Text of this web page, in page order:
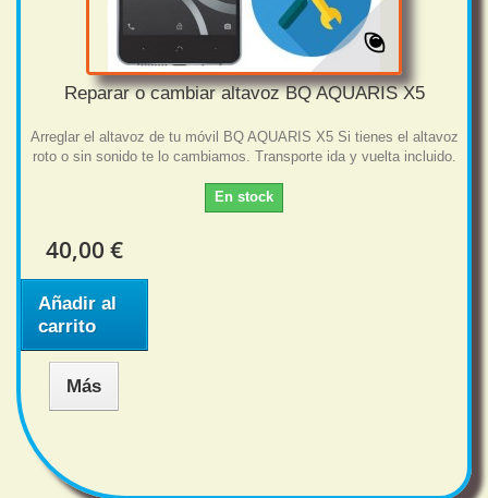
Reparar o cambiar altavoz BQ AQUARIS X5
Arreglar el altavoz de tu móvil BQ AQUARIS X5 Si tienes el altavoz
roto o sin sonido te lo cambiamos. Transporte ida y vuelta incluido.
En stock
40,00 €
Añadir al
carrito
Más